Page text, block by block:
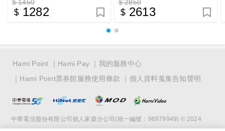
$ 1450
1282
$ 2850
2613
Hami Point Hami Pay
我的服務中心
Hami Point票券館服務使用條款
個人資料蒐集告知聲明
中華電信股份有限公司個人家庭分公司(統一編號：96979949) © 2024